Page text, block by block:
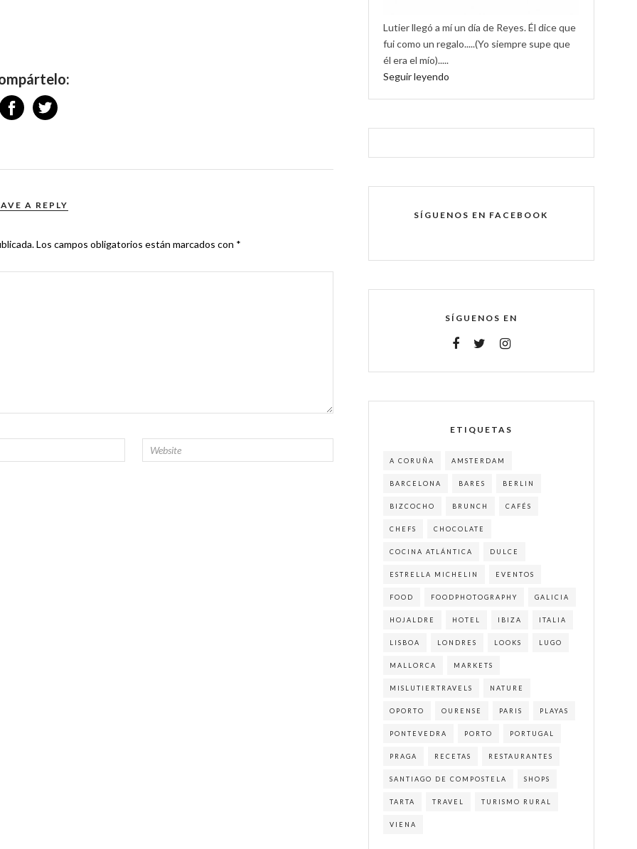
A REPLY
Los campos obligatorios están marcados con *
Lutier llegó a mí un día de Reyes. Él dice que
fui como un regalo.....(Yo siempre supe que
él era el mío).....
Seguir leyendo
SÍGUENOS EN FACEBOOK
SÍGUENOS EN
ETIQUETAS
A CORUÑA AMSTERDAM
BARCELONA BARES BERLIN
BIZCOCHO BRUNCH CAFÉS
CHEFS CHOCOLATE
COCINA ATLÁNTICA DULCE
ESTRELLA MICHELIN EVENTOS
FOOD FOODPHOTOGRAPHY GALICIA
HOJALDRE HOTEL IBIZA ITALIA
LISBOA LONDRES LOOKS LUGO
MALLORCA MARKETS
MISLUTIERTRAVELS NATURE
OPORTO OURENSE PARIS PLAYAS
PONTEVEDRA PORTO PORTUGAL
PRAGA RECETAS RESTAURANTES
SANTIAGO DE COMPOSTELA SHOPS
TARTA TRAVEL TURISMO RURAL
VIENA